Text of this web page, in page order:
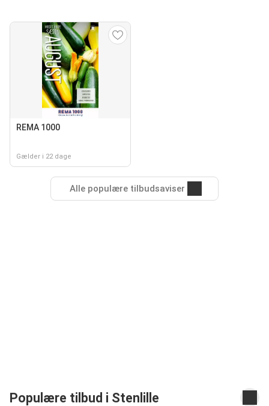
REMA 1000
Gælder i 22 dage
Alle populære tilbudsaviser
Populære tilbud i Stenlille